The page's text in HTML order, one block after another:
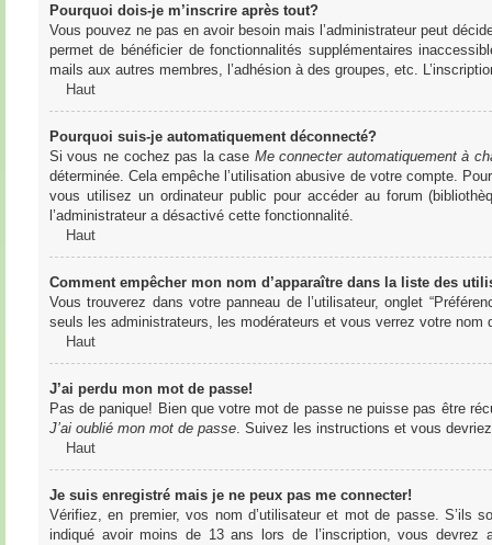
Pourquoi dois-je m’inscrire après tout?
Vous pouvez ne pas en avoir besoin mais l’administrateur peut
permet de bénéficier de fonctionnalités supplémentaires
mails aux autres membres, l’adhésion à des groupes, etc.
Haut
Pourquoi suis-je automatiquement déconnecté?
Si vous ne cochez pas la case Me connecter automatiquement à
déterminée. Cela empêche l’utilisation abusive de votre compte.
vous utilisez un ordinateur public pour accéder au forum
l’administrateur a désactivé cette fonctionnalité.
Haut
Comment empêcher mon nom d’apparaître dans la liste des
Vous trouverez dans votre panneau de l’utilisateur, onglet
seuls les administrateurs, les modérateurs et vous verrez votre
Haut
J’ai perdu mon mot de passe!
Pas de panique! Bien que votre mot de passe ne puisse pas être
J’ai oublié mon mot de passe. Suivez les instructions et vous
Haut
Je suis enregistré mais je ne peux pas me connecter!
Vérifiez, en premier, vos nom d’utilisateur et mot de passe.
indiqué avoir moins de 13 ans lors de l’inscription, vous